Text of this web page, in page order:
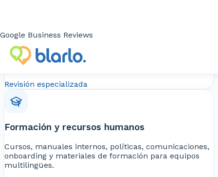
Google Business Reviews
Textos técnicos, sanitarios, científicos o divulgativos
que pueden beneficiarse de IA si la salida automática
es viable y la revisión humana es rigurosa.
Revisión especializada
Formación y recursos humanos
Cursos, manuales internos, políticas, comunicaciones,
onboarding y materiales de formación para equipos
multilingües.